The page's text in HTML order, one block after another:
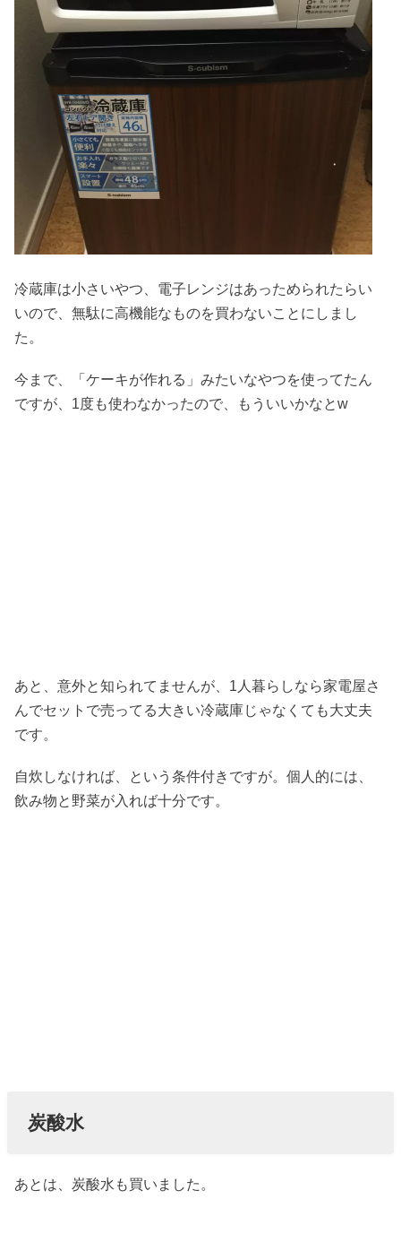
冷蔵庫は小さいやつ、電子レンジはあっためられたらい
いので、無駄に高機能なものを買わないことにしまし
た。
今まで、「ケーキが作れる」みたいなやつを使ってたん
ですが、1度も使わなかったので、もういいかなとw
あと、意外と知られてませんが、1人暮らしなら家電屋さ
んでセットで売ってる大きい冷蔵庫じゃなくても大丈夫
です。
自炊しなければ、という条件付きですが。個人的には、
飲み物と野菜が入れば十分です。
炭酸水
あとは、炭酸水も買いました。